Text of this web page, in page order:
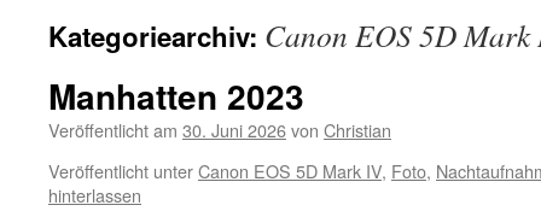
Kategoriearchiv: Canon EOS 5D Mark
Manhatten 2023
Veröffentlicht am 30. Juni 2026von Christian
Veröffentlicht unterCanon EOS 5D Mark IV, Foto,
hinterlassen